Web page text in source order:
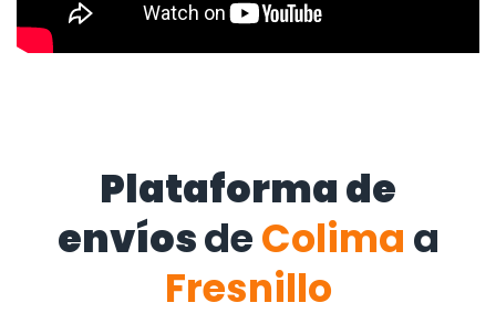
Plataforma de
envíosdeColima a
Fresnillo